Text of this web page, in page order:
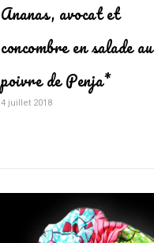
Ananas, avocat et
concombre en salade au
poivre de Penja*
4 juillet 2018